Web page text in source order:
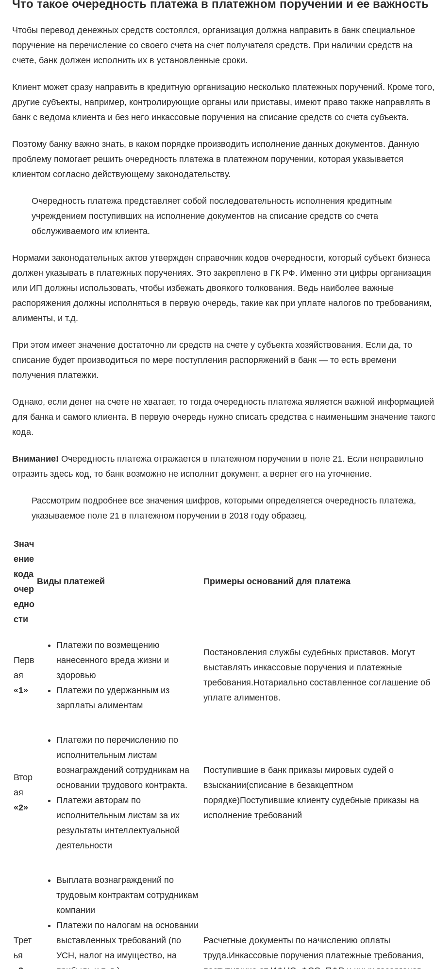
Что такое очередность платежа в платежном поручении и ее важность
Чтобы перевод денежных средств состоялся, организация должна направить в банк специальное
поручение на перечисление со своего счета на счет получателя средств. При наличии средств на
счете, банк должен исполнить их в установленные сроки.
Клиент может сразу направить в кредитную организацию несколько платежных поручений. Кроме того,
другие субъекты, например, контролирующие органы или приставы, имеют право также направлять в
банк с ведома клиента и без него инкассовые поручения на списание средств со счета субъекта.
Поэтому банку важно знать, в каком порядке производить исполнение данных документов. Данную
проблему помогает решить очередность платежа в платежном поручении, которая указывается
клиентом согласно действующему законодательству.
Очередность платежа представляет собой последовательность исполнения кредитным
учреждением поступивших на исполнение документов на списание средств со счета
обслуживаемого им клиента.
Нормами законодательных актов утвержден справочник кодов очередности, который субъект бизнеса
должен указывать в платежных поручениях. Это закреплено в ГК РФ. Именно эти цифры организация
или ИП должны использовать, чтобы избежать двоякого толкования. Ведь наиболее важные
распоряжения должны исполняться в первую очередь, такие как при уплате налогов по требованиям,
алименты, и т.д.
При этом имеет значение достаточно ли средств на счете у субъекта хозяйствования. Если да, то
списание будет производиться по мере поступления распоряжений в банк — то есть времени
получения платежки.
Однако, если денег на счете не хватает, то тогда очередность платежа является важной информацией
для банка и самого клиента. В первую очередь нужно списать средства с наименьшим значение
кода.
Внимание! Очередность платежа отражается в платежном поручении в поле 21. Если неправильно
отразить здесь код, то банк возможно не исполнит документ, а вернет его на уточнение.
Рассмотрим подробнее все значения шифров, которыми определяется очередность платежа,
указываемое поле 21 в платежном поручении в 2018 году образец.
Знач
ение
кода
очер
едно
сти
Виды платежей Примеры оснований для платежа
Перв
ая
«1»
Платежи по возмещению
нанесенного вреда жизни и
здоровью
Платежи по удержанным из
зарплаты алиментам
Постановления службы судебных приставов. Могут
выставлять инкассовые поручения и платежные
требования.Нотариально составленное соглашение об
уплате алиментов.
Втор
ая
«2»
Платежи по перечислению по
исполнительным листам
вознаграждений сотрудникам на
основании трудового контракта.
Платежи авторам по
исполнительным листам за их
результаты интеллектуальной
деятельности
Поступившие в банк приказы мировых судей о
взыскании(списание в безакцептном
порядке)Поступившие клиенту судебные приказы на
исполнение требований
Трет
ья
Выплата вознаграждений по
трудовым контрактам сотрудникам
компании
Платежи по налогам на основании
выставленных требований (по
УСН, налог на имущество, на
Расчетные документы по начислению оплаты
труда.Инкассовые поручения платежные требования,